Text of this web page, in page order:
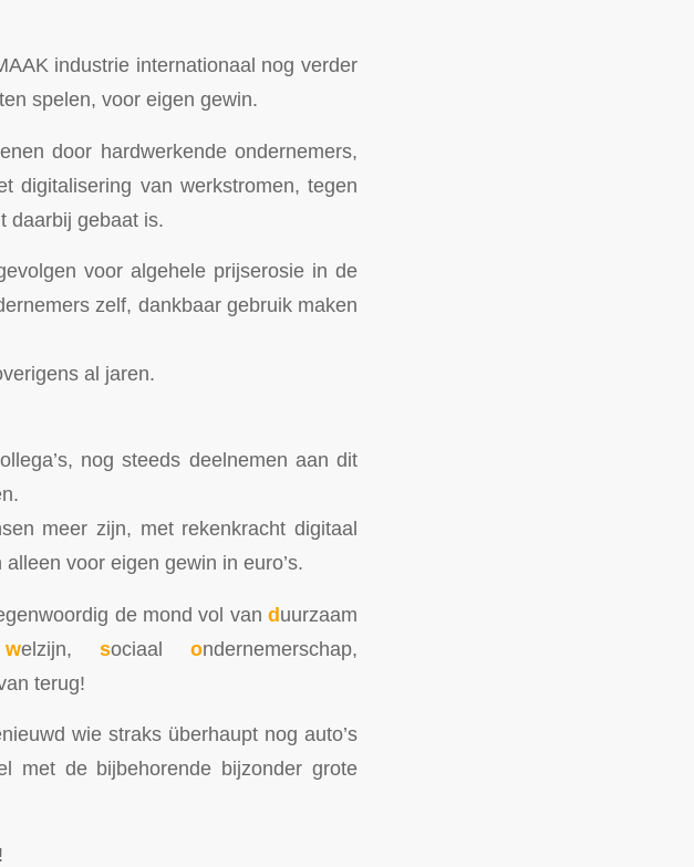
industrie internationaal nog verder
spelen, voor eigen gewin.
door hardwerkende ondernemers,
digitalisering van werkstromen, tegen
daarbij gebaat is.
voor algehele prijserosie in de
zelf, dankbaar gebruik maken
al jaren.
nog steeds deelnemen aan dit
meer zijn, met rekenkracht digitaal
voor eigen gewin in euro’s.
de mond vol van duurzaam
welzijn,sociaalondernemerschap,
terug!
wie straks überhaupt nog auto’s
met de bijbehorende bijzonder grote